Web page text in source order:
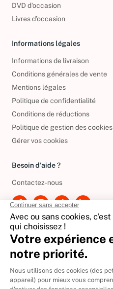
DVD d'occasion
Livres d’occasion
Informations légales
Informations de livraison
Conditions générales de vente
Mentions légales
Politique de confidentialité
Conditions de réductions
Politique de gestion des cookies
Gérer vos cookies
Besoin d'aide ?
Contactez-nous
International
🇪🇸 Espagne
🇩🇪Allemagne
🇮🇹 Italie